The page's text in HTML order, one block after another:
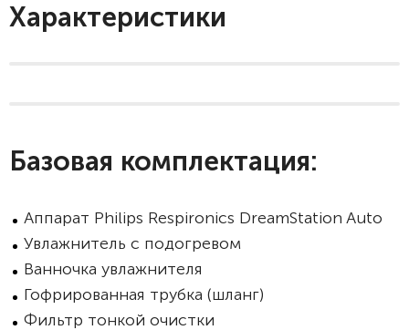
Характеристики
Базовая комплектация:
Аппарат Philips Respironics DreamStation Auto
Увлажнитель с подогревом
Ванночка увлажнителя
Гофрированная трубка (шланг)
Фильтр тонкой очистки